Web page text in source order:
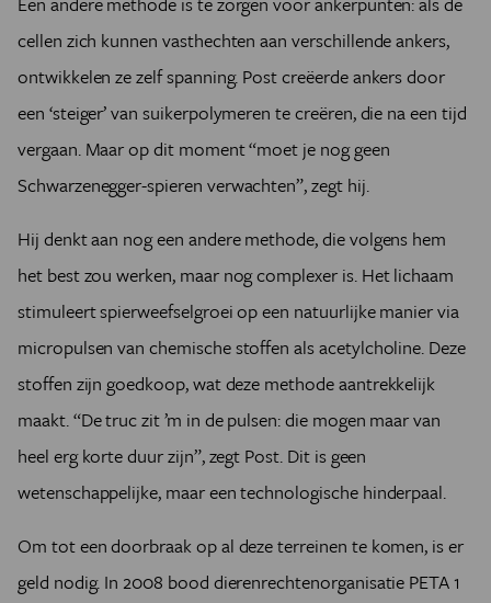
cellen zich kunnen vasthechten aan verschillende ankers,
ontwikkelen ze zelf spanning. Post creëerde ankers door
een ‘steiger’ van suikerpolymeren te creëren, die na een tijd
vergaan. Maar op dit moment “moet je nog geen
Schwarzenegger-spieren verwachten”, zegt hij.
Hij denkt aan nog een andere methode, die volgens hem
het best zou werken, maar nog complexer is. Het lichaam
stimuleert spierweefselgroei op een natuurlijke manier via
micropulsen van chemische stoffen als acetylcholine. Deze
stoffen zijn goedkoop, wat deze methode aantrekkelijk
maakt. “De truc zit ’m in de pulsen: die mogen maar van
heel erg korte duur zijn”, zegt Post. Dit is geen
wetenschappelijke, maar een technologische hinderpaal.
Om tot een doorbraak op al deze terreinen te komen, is er
geld nodig. In 2008 bood dierenrechtenorganisatie PETA 1